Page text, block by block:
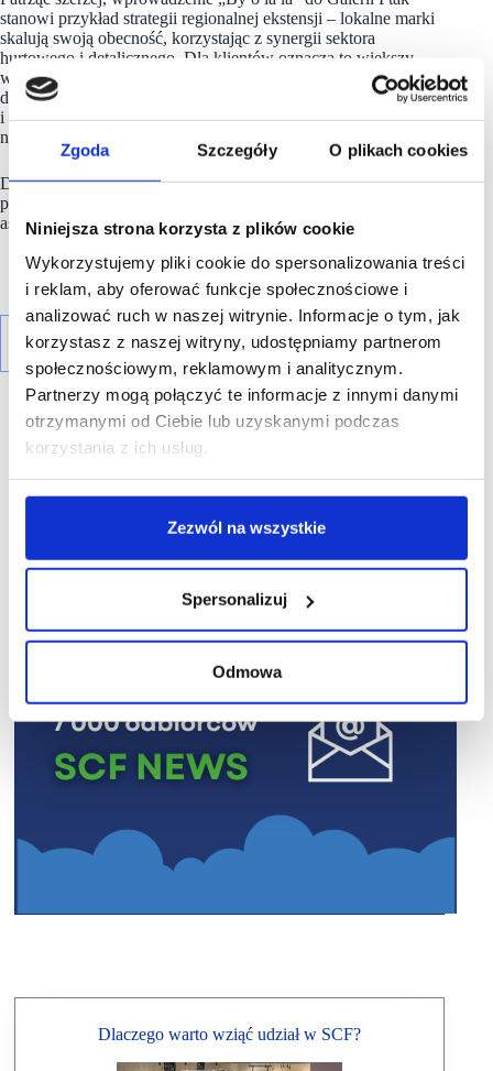
Zgoda Szczegóły O plikach cookies
Niniejsza strona korzysta z plików cookie
Wykorzystujemy pliki cookie do spersonalizowania treści
i reklam, aby oferować funkcje społecznościowe i
analizować ruch w naszej witrynie. Informacje o tym, jak
korzystasz z naszej witryny, udostępniamy partnerom
społecznościowym, reklamowym i analitycznym.
Partnerzy mogą połączyć te informacje z innymi danymi
otrzymanymi od Ciebie lub uzyskanymi podczas
korzystania z ich usług.
Zezwól na wszystkie
Spersonalizuj
Odmowa
stanowi przykład strategii regionalnej ekstensji – lokalne marki
skalują swoją obecność, korzystając z synergii sektora
hurtowego i detalicznego. Dla klientów oznacza to większy
wybór stacjonarny i łatwiejszy dostęp do sezonowych kolekcji,
dla branży – kolejne potwierdzenie, że dobrze zlokalizowana
i zarządzana przestrzeń handlowa nadal ma realny wpływ
na rozwój sprzedaży.
DlaGalerii PtakiPtak Outletto kolejny sygnał, że ich
przestrzeń jest postrzegana jako miejsce strategiczne dla marek
aspirujących do wzrostu sprzedaży i zasięgu.
Dlaczego warto wziąć udział w SCF?